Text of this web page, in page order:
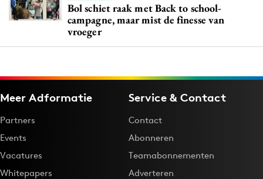
Bol schiet raak met Back to school-
campagne, maar mist de finesse van
vroeger
Meer Adformatie
Partners
Events
Vacatures
Whitepapers
Service & Contact
Contact
Abonneren
Teamabonnementen
Adverteren